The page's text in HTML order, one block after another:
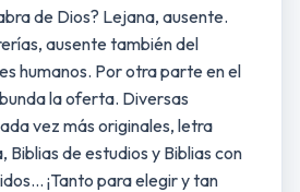
de Dios? Lejana, ausente.
ausente también del
humanos. Por otra parte en el
la oferta. Diversas
vez más originales, letra
Biblias de estudios y Biblias con
¡Tanto para elegir y tan